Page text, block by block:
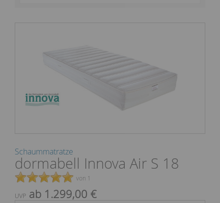
Schaummatratze
dormabell Innova Air S 18
von 1
UVP ab 1.299,00 €